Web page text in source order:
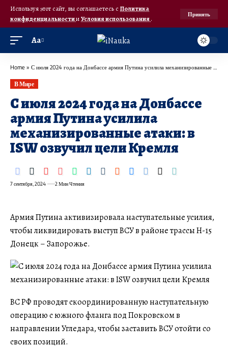
Используя этот сайт, вы соглашаетесь с Политика
конфиденциальностииУсловия использования.
Принять
Аа
Home » ​С июля 2024 года на Донбассе армия Путина усилила механизированные атаки: в ISW озвучил цели Кремля
В Мире
​С июля 2024 года на Донбассе
армия Путина усилила
механизированные атаки: в
ISW озвучил цели Кремля
7 сентября, 2024 2 Мин Чтения
Армия Путина активизировала наступательные усилия,
чтобы ликвидировать выступ ВСУ в районе трассы Н-15
Донецк – Запорожье.
ВС РФ проводят скоординированную наступательную
операцию с южного фланга под Покровском в
направлении Угледара, чтобы заставить ВСУ отойти со
своих позиций.